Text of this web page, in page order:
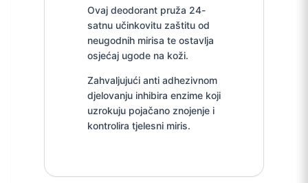
Ovaj deodorant pruža 24-
satnu učinkovitu zaštitu od
neugodnih mirisa te ostavlja
osjećaj ugode na koži.
Zahvaljujući anti adhezivnom
djelovanju inhibira enzime koji
uzrokuju pojačano znojenje i
kontrolira tjelesni miris.